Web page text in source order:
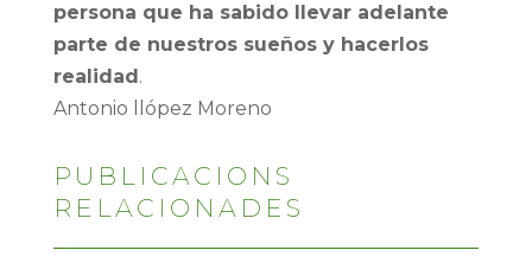
persona que ha sabido llevar adelante
parte de nuestros sueños y hacerlos
realidad.
Antonio llópez Moreno
PUBLICACIONS
RELACIONADES